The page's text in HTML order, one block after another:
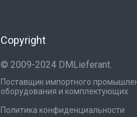
Copyright
© 2009-2024 DMLieferant.
Поставщик импортного
оборудования и комплектующих
Политика конфиденциальности